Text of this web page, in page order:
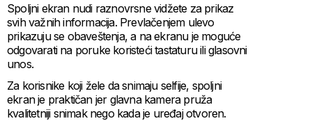
Spoljni ekran nudi raznovrsne vidžete za prikaz
svih važnih informacija. Prevlačenjem ulevo
prikazuju se obaveštenja, a na ekranu je moguće
odgovarati na poruke koristeći tastaturu ili glasovni
unos.
Za korisnike koji žele da snimaju selfije, spoljni
ekran je praktičan jer glavna kamera pruža
kvalitetniji snimak nego kada je uređaj otvoren.